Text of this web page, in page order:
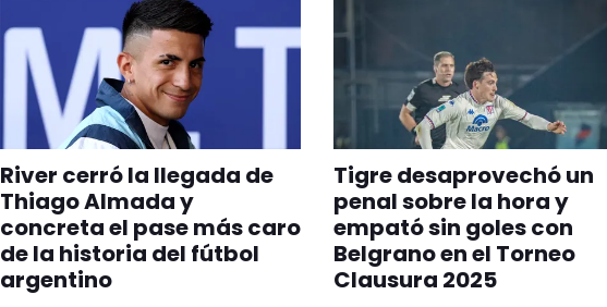
River cerró la llegada de
Thiago Almada y
concreta el pase más caro
de la historia del fútbol
argentino
Tigre desaprovechó un
penal sobre la hora y
empató sin goles con
Belgrano en el Torneo
Clausura 2025